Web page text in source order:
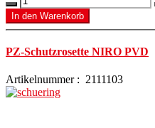
PZ-Schutzrosette NIRO PVD
Artikelnummer : 2111103